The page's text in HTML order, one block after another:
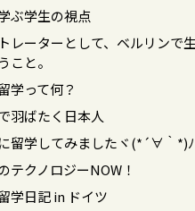
ぶ学生の視点
レーターとして、ベルリンで
こと。
学って何？
羽ばたく日本人
留学してみましたヾ(*´∀｀*)ﾉ
テクノロジーNOW！
学日記 in ドイツ